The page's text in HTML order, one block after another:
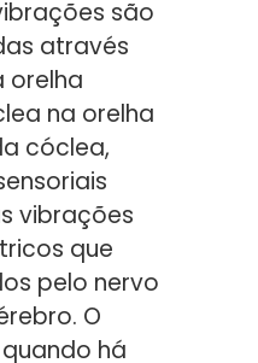
são
através
orelha
na orelha
cóclea,
vibrações
que
pelo nervo
O
há